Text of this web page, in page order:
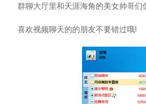
群聊大厅里和天涯海角的美女帅哥们
喜欢视频聊天的的朋友不要错过哦!